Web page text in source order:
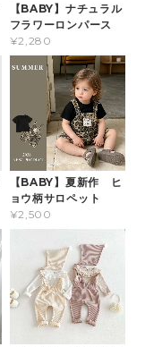
【BABY】ナチュラル
フラワーロンパース
¥2,280
【BABY】夏新作 ヒ
ョウ柄サロペット
¥2,500